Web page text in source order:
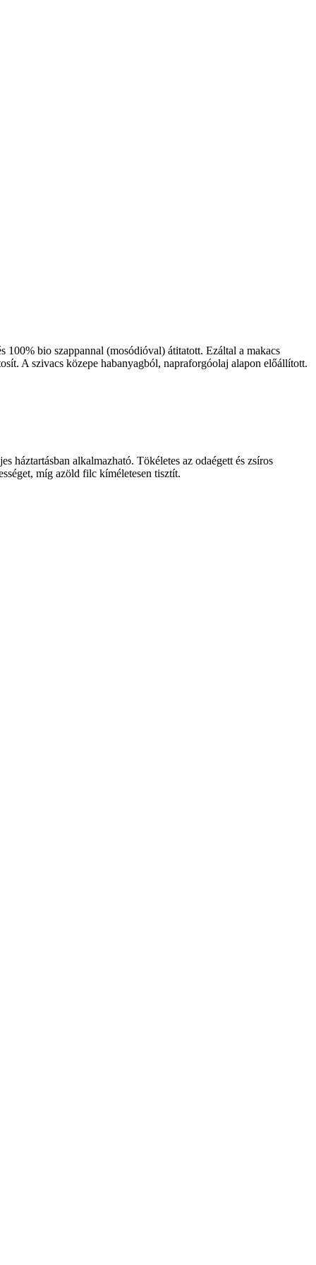
bio szappannal (mosódióval) átitatott. Ezáltal a makacs
A szivacs közepe habanyagból, napraforgóolaj alapon előállított.
háztartásban alkalmazható. Tökéletes az odaégett és zsíros
míg azöld filc kíméletesen tisztít.